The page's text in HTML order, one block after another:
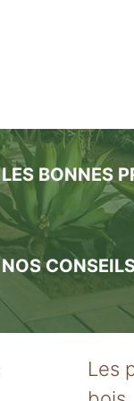
LES BONNES
NOS
Les